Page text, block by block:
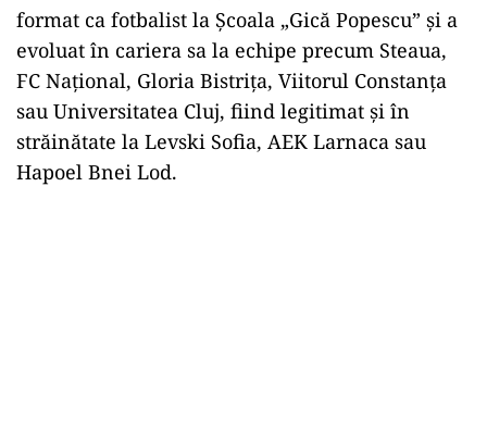
format ca fotbalist la Şcoala „Gică Popescu” şi a
evoluat în cariera sa la echipe precum Steaua,
FC Naţional, Gloria Bistriţa, Viitorul Constanţa
sau Universitatea Cluj, fiind legitimat şi în
străinătate la Levski Sofia, AEK Larnaca sau
Hapoel Bnei Lod.